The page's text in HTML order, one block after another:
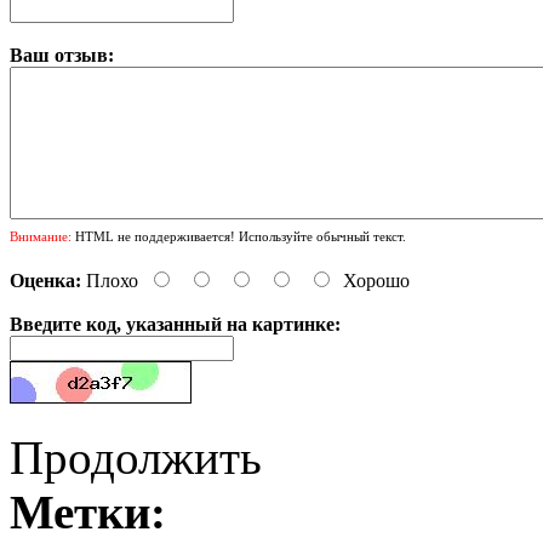
Ваш отзыв:
Внимание: HTML не поддерживается! Используйте обычный текст.
Оценка: Плохо Хорошо
Введите код, указанный на картинке:
Продолжить
Метки: